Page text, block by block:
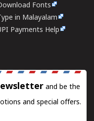
Fonts
in Malayalam
Payments Help
and be the
and special offers.